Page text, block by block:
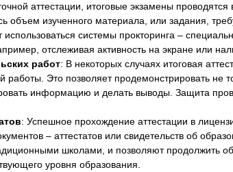
аттестации, итоговые экзамены
объем изученного материала, или задания,
использоваться системы прокторинга –
отслеживая активность на экране или
работ: В некоторых случаях итоговая
Это позволяет продемонстрировать не
информацию и делать выводы. Защита
: Успешное прохождение аттестации в
– аттестатов или свидетельств об
школами, и позволяют продолжить
уровня образования.